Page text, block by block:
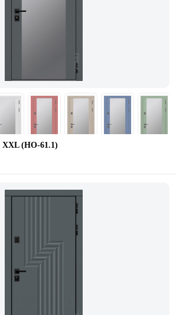
XXL (НО-61.1)